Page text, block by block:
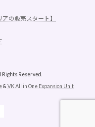
の販売スタート】
Reserved.
& VK All in One Expansion Unit